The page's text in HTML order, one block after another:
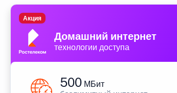
Домашний интернет
технологии доступа
Акция
500 МБит